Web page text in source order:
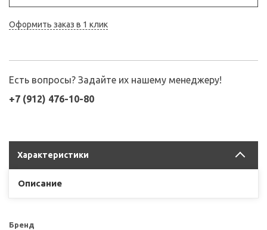
Оформить заказ в 1 клик
Есть вопросы? Задайте их нашему менеджеру!
+7 (912) 476-10-80
Характеристики
Описание
Бренд